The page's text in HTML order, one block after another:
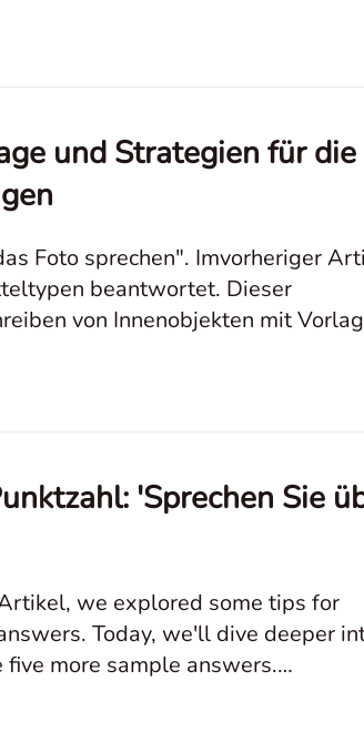
und Strategien für die
Foto sprechen". Imvorheriger
beantwortet. Dieser
von Innenobjekten mit
'Sprechen Sie
we explored some tips for
Today, we'll dive deeper
more sample answers.